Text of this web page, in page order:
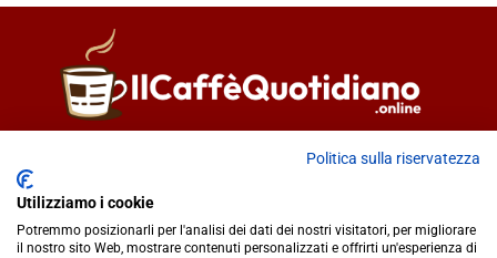
Fiorella Falci
redazione@ilcaffequotidiano.online
C.F. 92076900858
Politica sulla riservatezza
Utilizziamo i cookie
Potremmo posizionarli per l'analisi dei dati dei nostri visitatori, per migliorare
il nostro sito Web, mostrare contenuti personalizzati e offrirti un'esperienza di